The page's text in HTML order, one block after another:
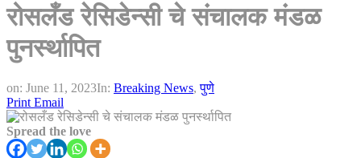
रोसलँड रेसिडेन्सी चे संचालक मंडळ
पुनर्स्थापित
on: June 11, 2023In: Breaking News,पुणे
Print Email
Spread the love